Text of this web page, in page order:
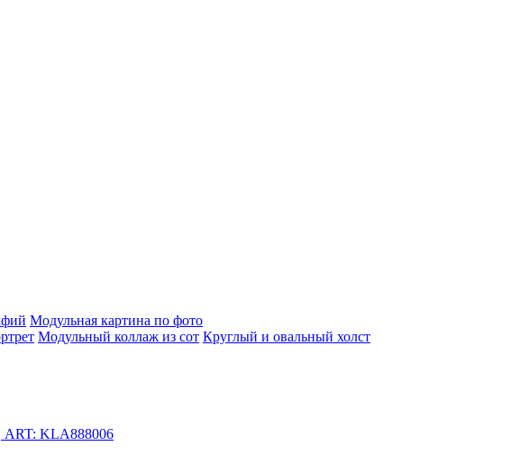
Модульная картина по фото
Модульный коллаж из сот Круглый и овальный холст
ART: KLA888006